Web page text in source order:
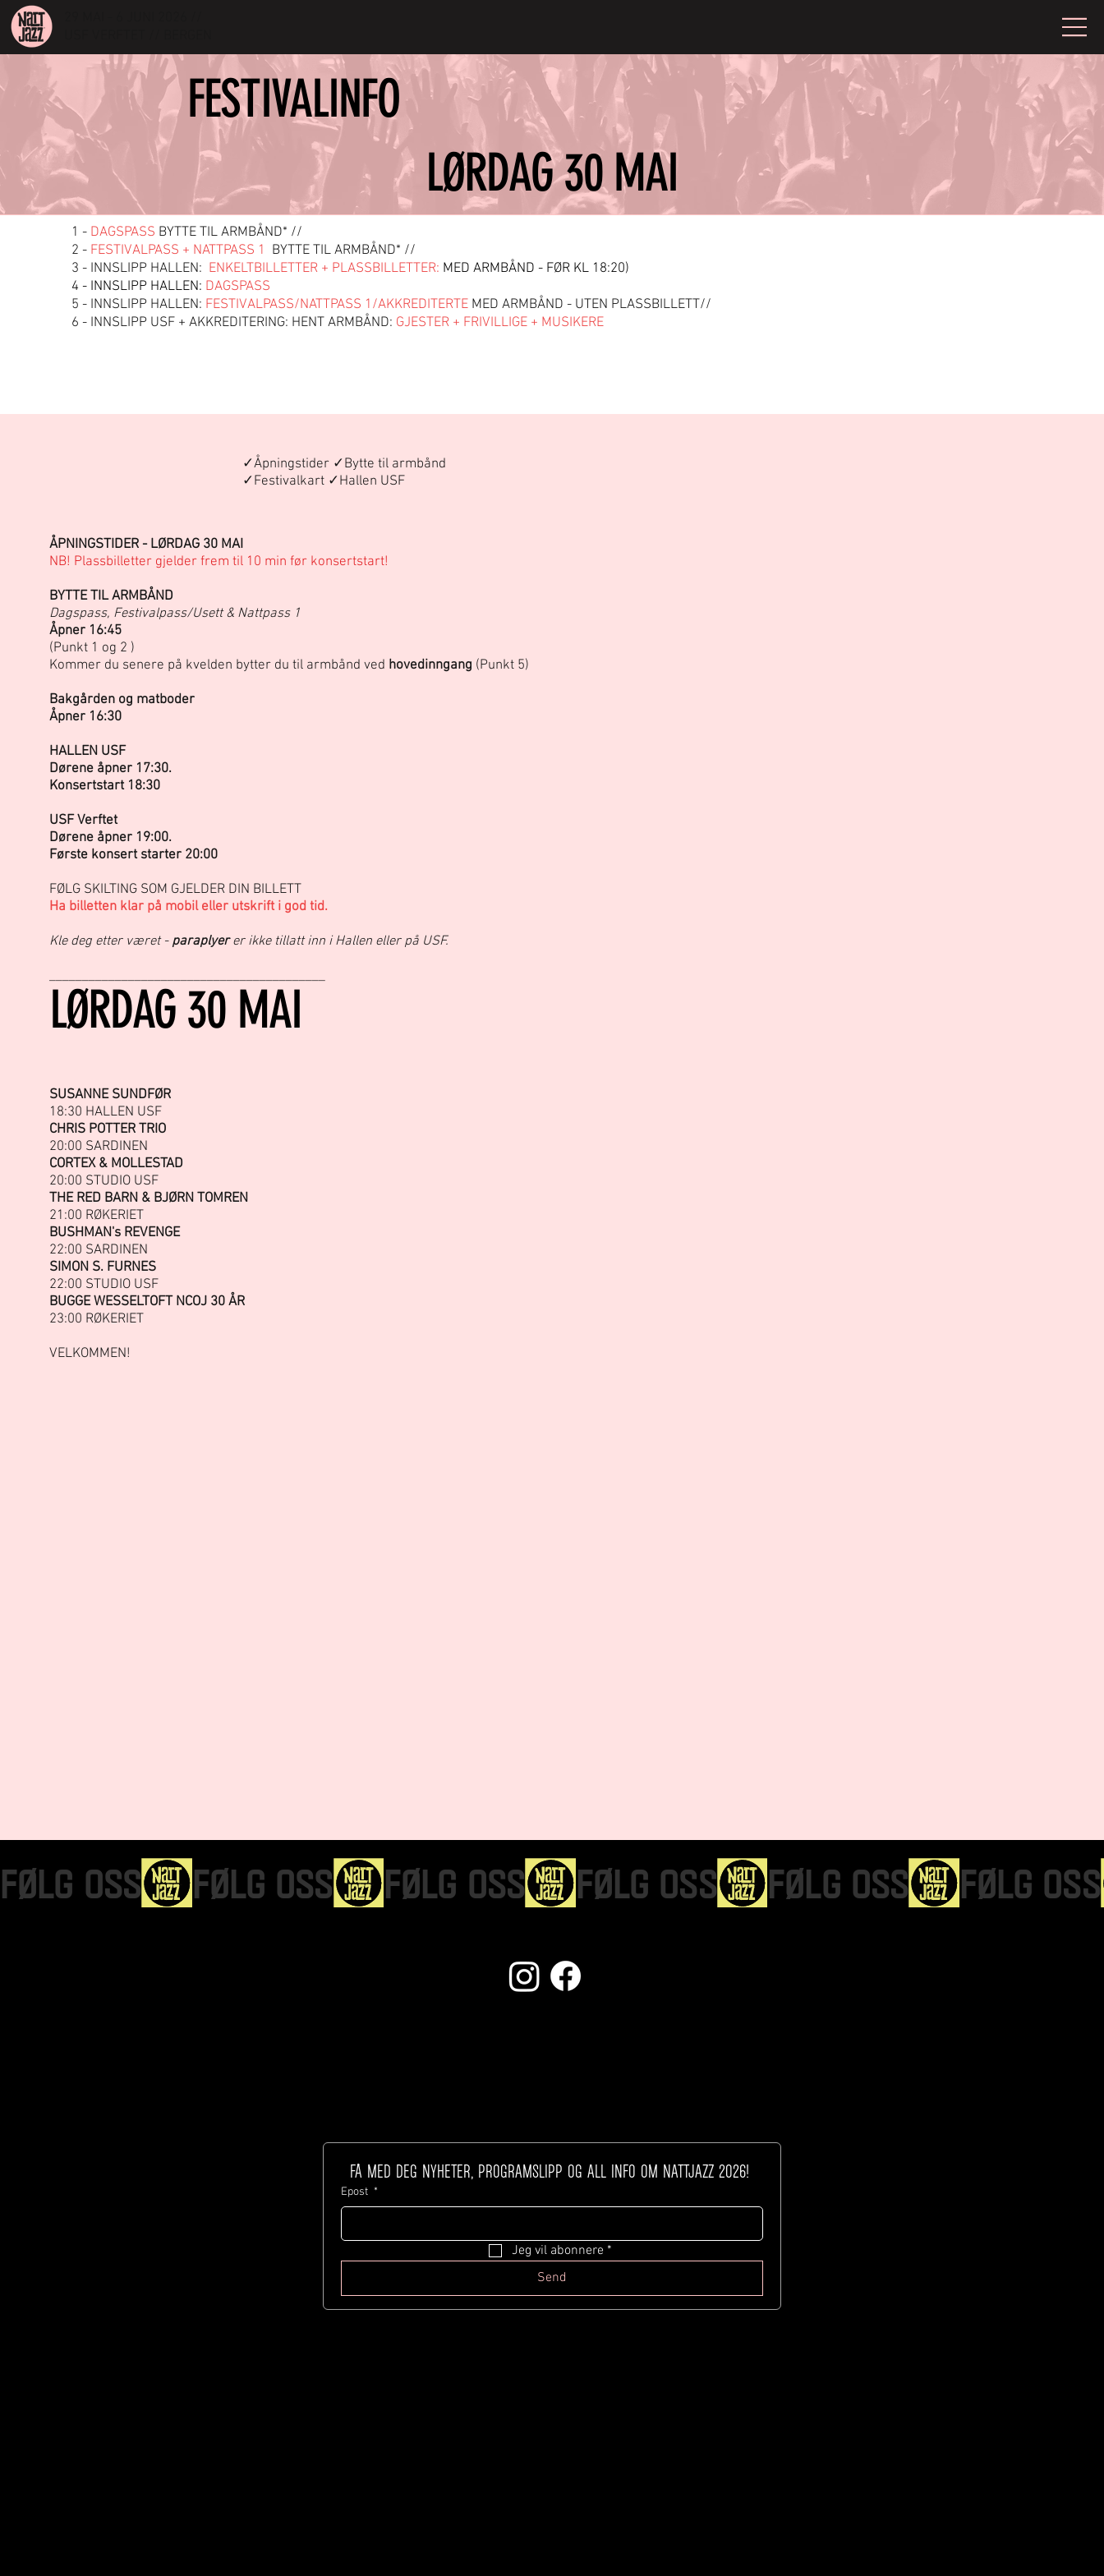
FESTIVALINFO
LØRDAG 30 MAI
1 - DAGSPASS BYTTE TIL ARMBÅND* //
2 - FESTIVALPASS + NATTPASS 1 BYTTE TIL ARMBÅND* //
3 - INNSLIPP HALLEN: ENKELTBILLETTER + PLASSBILLETTER: MED ARMBÅND - FØR KL 18:20)
4 - INNSLIPP HALLEN: DAGSPASS
5 - INNSLIPP HALLEN: FESTIVALPASS/NATTPASS 1/AKKREDITERTEMED ARMBÅND - UTEN PLASSBILLETT//
6 - INNSLIPP USF + AKKREDITERING: HENT ARMBÅND: GJESTER + FRIVILLIGE + MUSIKERE
✓Åpningstider ✓Bytte til armbånd
✓Festivalkart ✓Hallen USF
ÅPNINGSTIDER - LØRDAG 30 MAI
NB! Plassbilletter gjelder frem til 10 min før konsertstart!
BYTTE TIL ARMBÅND
Dagspass, Festivalpass/Usett & Nattpass 1
Åpner 16:45
(Punkt 1 og 2 )
Kommer du senere på kvelden bytter du til armbånd ved hovedinngang (Punkt 5)
Bakgården og matboder
Åpner 16:30
HALLEN USF
Dørene åpner 17:30.
Konsertstart 18:30
USF Verftet
Dørene åpner 19:00.
Første konsert starter 20:00
FØLG SKILTING SOM GJELDER DIN BILLETT
Ha billetten klar på mobil eller utskrift i god tid.
Kle deg etter været - paraplyerer ikke tillatt inn i Hallen eller på USF.
LØRDAG 30 MAI
SUSANNE SUNDFØR
18:30 HALLEN USF
CHRIS POTTER TRIO
20:00 SARDINEN
CORTEX & MOLLESTAD
20:00 STUDIO USF
THE RED BARN & BJØRN TOMREN
21:00 RØKERIET
BUSHMAN's REVENGE
22:00 SARDINEN
SIMON S. FURNES
22:00 STUDIO USF
BUGGE WESSELTOFT NCOJ 30 ÅR
23:00 RØKERIET
VELKOMMEN!
Epost *
Jeg vil abonnere *
Send
FØLG OSS